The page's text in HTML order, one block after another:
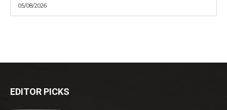
05/08/2026
EDITOR PICKS